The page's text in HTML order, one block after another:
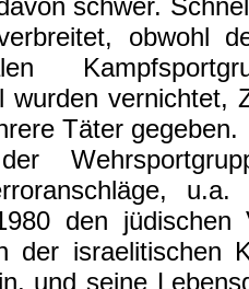
schwer.
obwohl
wurden vernichtet,
Täter gegeben.
den jüdischen
der israelitischen
und seine